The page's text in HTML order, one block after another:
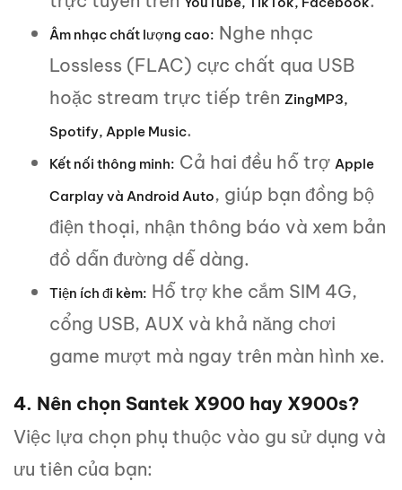
Âm nhạc chất lượng cao: Nghe nhạc
Lossless (FLAC) cực chất qua USB
hoặc stream trực tiếp trên ZingMP3,
Spotify, Apple Music.
Kết nối thông minh: Cả hai đều hỗ trợ Apple
Carplay và Android Auto, giúp bạn đồng bộ
điện thoại, nhận thông báo và xem bản
đồ dẫn đường dễ dàng.
Tiện ích đi kèm: Hỗ trợ khe cắm SIM 4G,
cổng USB, AUX và khả năng chơi
game mượt mà ngay trên màn hình xe.
4. Nên chọn Santek X900 hay X900s?
Việc lựa chọn phụ thuộc vào gu sử dụng và
ưu tiên của bạn: